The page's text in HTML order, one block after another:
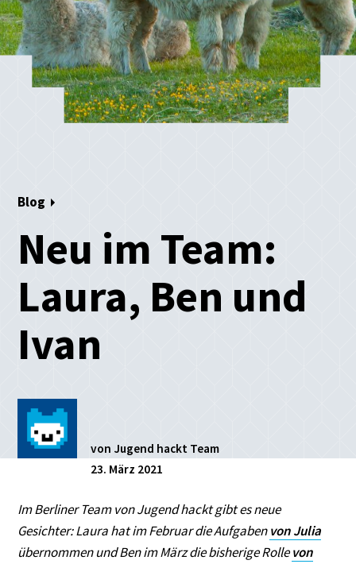
Blog
Neu im Team:
Laura, Ben und
Ivan
von Jugend hackt Team
23. März 2021
Im Berliner Team von Jugend hackt gibt es neue
Gesichter: Laura hat im Februar die Aufgabenvon Julia
übernommen und Ben im März die bisherige Rollevon